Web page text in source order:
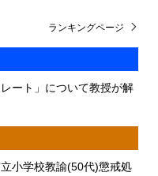
ート」について教授が解
小学校教諭(50代)懲戒処
ランキングページ